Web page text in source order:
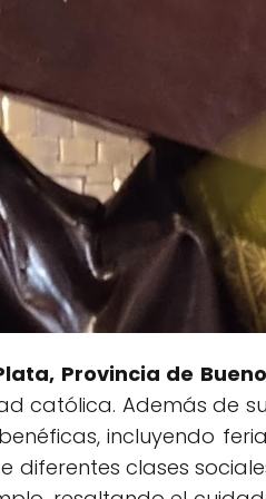
Provincia de
católica. Además de
incluyendo
diferentes clases